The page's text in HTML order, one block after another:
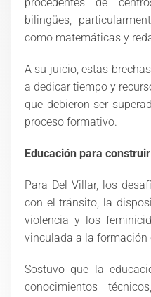
bilingües,
como matemáticas y
A su juicio, estas
a dedicar tiempo y
que debieron ser
proceso formativo.
Educación para
Para Del Villar, los
con el tránsito, la
violencia y los
vinculada a la formación
Sostuvo que la
conocimientos